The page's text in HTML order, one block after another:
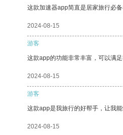
这款加速器app简直是居家旅行必
2024-08-15
游客
这款app的功能非常丰富，可以满足
2024-08-15
游客
这款app是我旅行的好帮手，让我
2024-08-15